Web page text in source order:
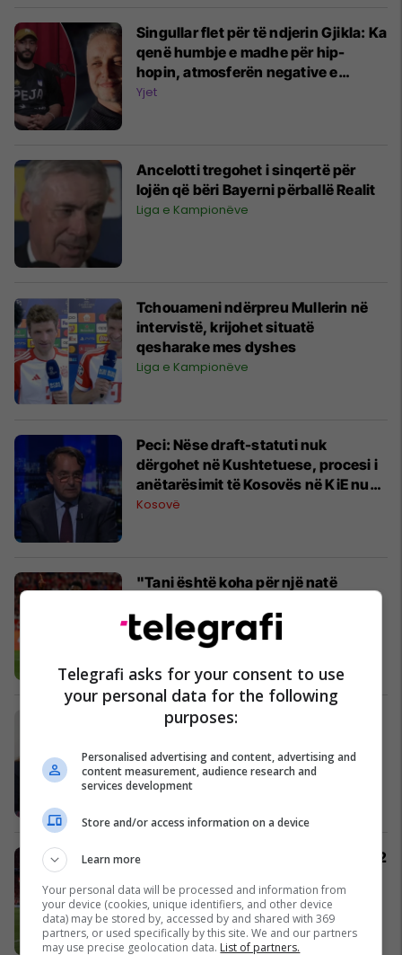
Singullar flet për të ndjerin Gjikla: Ka
qenë humbje e madhe për hip-
hopin, atmosferën negative e
shndërronte në pozitivitet
Yjet
Ancelotti tregohet i sinqertë për
lojën që bëri Bayerni përballë Realit
Liga e Kampionëve
Tchouameni ndërpreu Mullerin në
intervistë, krijohet situatë
qesharake mes dyshes
Liga e Kampionëve
Peci: Nëse draft-statuti nuk
dërgohet në Kushtetuese, procesi i
anëtarësimit të Kosovës në KiE nuk
do të hyjë as në rend të ditës
Kosovë
"Tani është koha për një natë
paralajmëron ashpër Bayernin
Liga e Kampionëve
Çitaku: Memli Krasniqi ka pasur
shpërndarë Kuvendin
Kosovë
Notat e lojtarëve, Bayern Munich 2-2
Kane
Liga e Kampionëve
Telegrafi asks for your consent to use
your personal data for the following
purposes:
Personalised advertising and content, advertising and
content measurement, audience research and
services development
Store and/or access information on a device
Learn more
Your personal data will be processed and information from
your device (cookies, unique identifiers, and other device
data) may be stored by, accessed by and shared with 369
partners, or used specifically by this site. We and our partners
may use precise geolocation data. List of partners.